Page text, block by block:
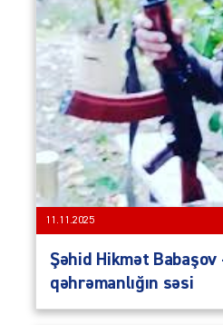
11.11.2025
Şəhid Hikmət Babaşov
qəhrəmanlığın səsi